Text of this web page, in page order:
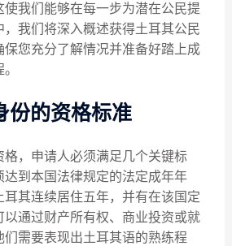
我们能够在每一步为潜在公民提
我们将深入概述获得土耳其公民
保您充分了解情况并准备好踏上成
份的资格标准
格，申请人必须满足几个关键标
达到本国法律规定的法定成年年
其连续居住五年，并有在该国定
以通过财产所有权、商业投资或就
们需要表现出土耳其语的熟练程